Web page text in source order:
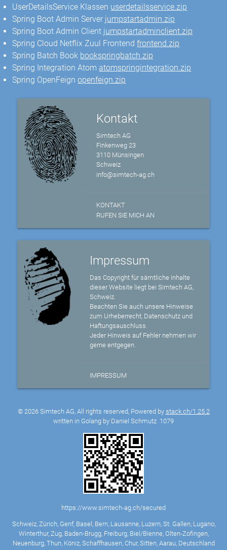
UserDetailsService Klassen userdetailsservice.zip
Spring Boot Admin Server jumpstartadmin.zip
Spring Boot Admin Client jumpstartadminclient.zip
Spring Cloud Netflix Zuul Frontendfrontend.zip
Spring Batch Book bookspringbatch.zip
Spring Integration Atomatomspringintegration.zip
Spring OpenFeignopenfeign.zip
Kontakt
Simtech AG
Finkenweg 23
3110 Münsingen
Schweiz
info@simtech-ag.ch
KONTAKT
RUFEN SIE MICH AN
Impressum
Das Copyright für sämtliche Inhalte
dieser Website liegt bei Simtech AG,
Schweiz.
Beachten Sie auch unsere Hinweise
zum Urheberrecht, Datenschutz und
Haftungsauschluss.
Jeder Hinweis auf Fehler nehmen wir
gerne entgegen.
IMPRESSUM
© 2026 Simtech AG, All rights reserved, Powered by stack.ch/1.25.2
written in Golang by Daniel Schmutz 1079
https://www.simtech-ag.ch/secured
Schweiz, Zürich, Genf, Basel, Bern, Lausanne, Luzern, St. Gallen, Lugano,
Winterthur, Zug, Baden-Brugg, Freiburg, Biel/Bienne, Olten-Zofingen,
Neuenburg, Thun, Köniz, Schaffhausen, Chur, Sitten, Aarau, Deutschland